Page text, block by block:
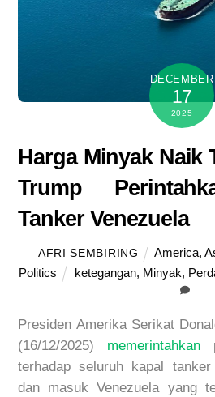
DECEMBER
17
2025
Harga Minyak Naik
Trump
Tanker Venezuela
AFRI SEMBIRING America,
Politics
ketegangan, Minyak,
Presiden Amerika Serikat
(16/12/2025) memerintahkan
terhadap seluruh kapal tanker
dan masuk Venezuela yang